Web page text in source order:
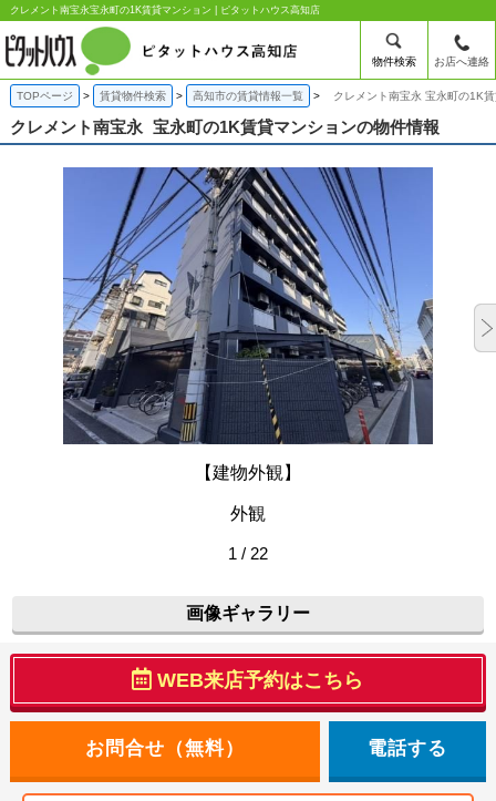
クレメント南宝永宝永町の1K賃貸マンション | ピタットハウス高知店
物件検索 お店へ連絡
TOPページ 賃貸物件検索 高知市の賃貸情報一覧 クレメント南宝永 宝永町の1K
クレメント南宝永 宝永町の1K賃貸マンションの物件情報
【建物外観】
外観
1 / 22
画像ギャラリー
WEB来店予約はこちら
電話する